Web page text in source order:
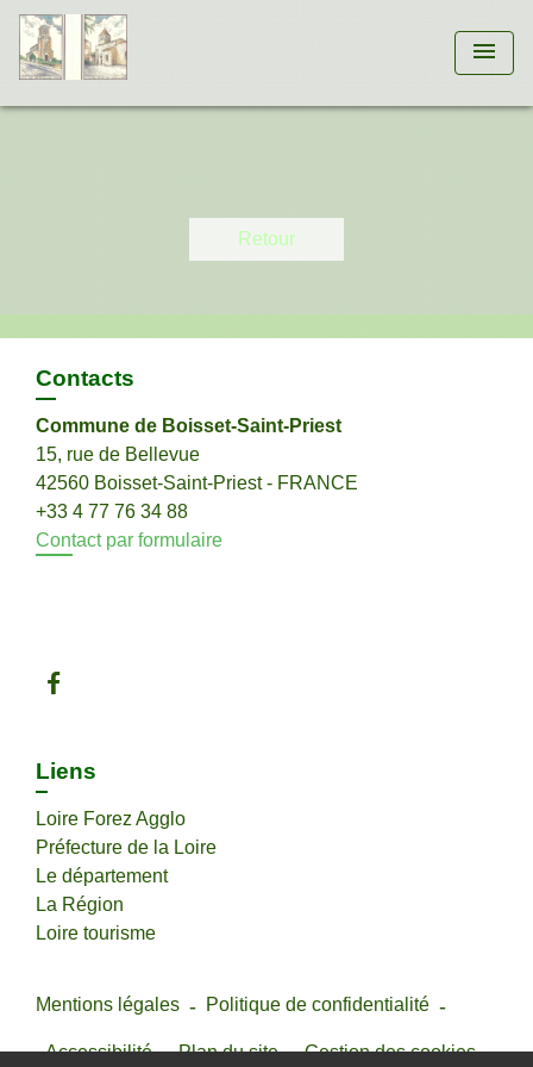
menu
Retour
Contacts
Commune de Boisset-Saint-Priest
15, rue de Bellevue
42560 Boisset-Saint-Priest - FRANCE
+33 4 77 76 34 88
Contact par formulaire
Liens
Loire Forez Agglo
Préfecture de la Loire
Le département
La Région
Loire tourisme
Mentions légales - Politique de confidentialité -
Accessibilité - Plan du site - Gestion des cookies